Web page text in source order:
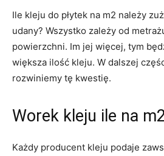
Ile kleju do płytek na m2 należy
udany? Wszystko zależy od
powierzchni. Im jej więcej, tym
większa ilość kleju. W dalszej
rozwiniemy tę kwestię.
Worek kleju ile na
Każdy producent kleju podaje